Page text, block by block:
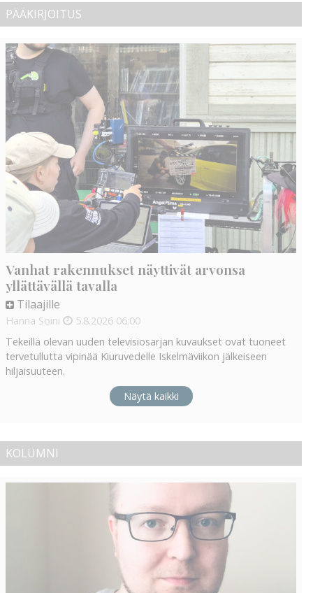
PÄÄKIRJOITUS
Vanhat rakennukset näyttivät arvonsa
yllättävällä tavalla
Tilaajille
Hanna Soini 5.8.2026 06:00
Tekeillä olevan uuden televisiosarjan kuvaukset ovat tuoneet
tervetullutta vipinää Kiuruvedelle Iskelmäviikon jälkeiseen
hiljaisuuteen.
Näytä kaikki
KOLUMNI